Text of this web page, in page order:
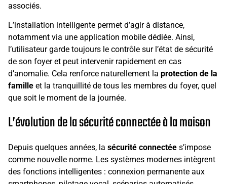
associés.
L’installation intelligente permet d’agir à distance,
notamment via une application mobile dédiée. Ainsi,
l’utilisateur garde toujours le contrôle sur l’état de sécurité
de son foyer et peut intervenir rapidement en cas
d’anomalie. Cela renforce naturellement la protection de la
famille et la tranquillité de tous les membres du foyer, quel
que soit le moment de la journée.
L’évolution de la sécurité connectée à la maison
Depuis quelques années, la sécurité connectée s’impose
comme nouvelle norme. Les systèmes modernes intègrent
des fonctions intelligentes : connexion permanente aux